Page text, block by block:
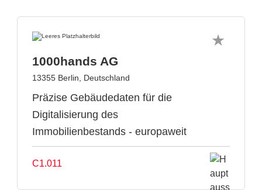
1000hands AG
13355 Berlin, Deutschland
Präzise Gebäudedaten für die
Digitalisierung des
Immobilienbestands - europaweit
C1.011